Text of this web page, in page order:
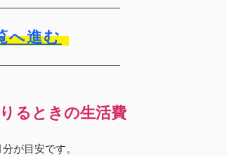
へ進む
るときの生活費
が目安です。